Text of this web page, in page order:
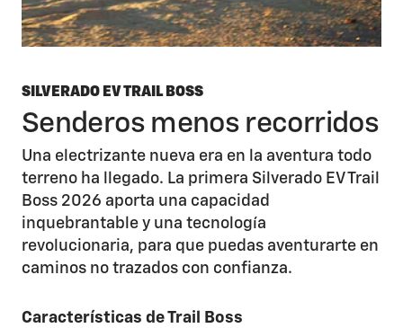
SILVERADO EV TRAIL BOSS
Senderos menos recorridos
Una electrizante nueva era en la aventura todo
terreno ha llegado. La primera Silverado EV Trail
Boss 2026 aporta una capacidad
inquebrantable y una tecnología
revolucionaria, para que puedas aventurarte en
caminos no trazados con confianza.
Características de Trail Boss